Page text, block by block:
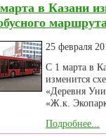
в Казани
25 февраля
С 1 марта в
изменится
«Деревня
«Ж.к.
Подробнее...